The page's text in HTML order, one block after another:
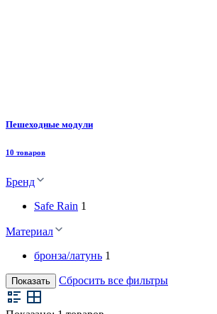
Пешеходные модули
10 товаров
Бренд
Safe Rain 1
Материал
бронза/латунь 1
Показать Сбросить все фильтры